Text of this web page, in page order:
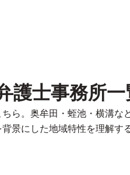
護士事務所一
ら。奥牟田・蛭池・横溝
背景にした地域特性を理解